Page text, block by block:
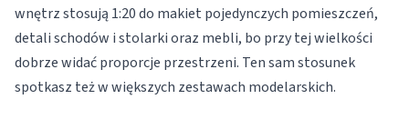
wnętrz stosują 1:20 do makiet pojedynczych pomieszczeń,
detali schodów i stolarki oraz mebli, bo przy tej wielkości
dobrze widać proporcje przestrzeni. Ten sam stosunek
spotkasz też w większych zestawach modelarskich.